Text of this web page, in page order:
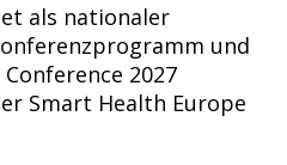
als nationaler
und
2027
Smart Health Europe